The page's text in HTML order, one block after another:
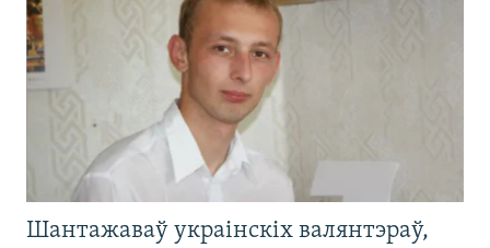
Шантажаваў украінскіх валянтэраў,